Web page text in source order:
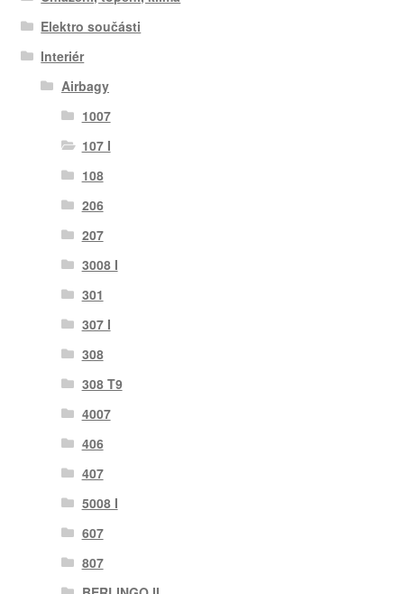
Elektro součásti
Interiér
Airbagy
1007
107 I
108
206
207
3008 I
301
307 I
308
308 T9
4007
406
407
5008 I
607
807